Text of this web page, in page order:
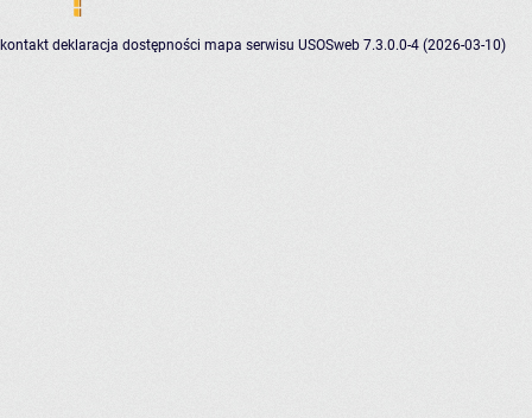
kontakt deklaracja dostępności mapa serwisu USOSweb 7.3.0.0-4 (2026-03-10)